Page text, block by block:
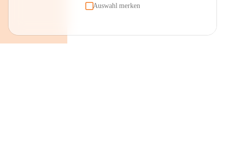
Auswahl merken